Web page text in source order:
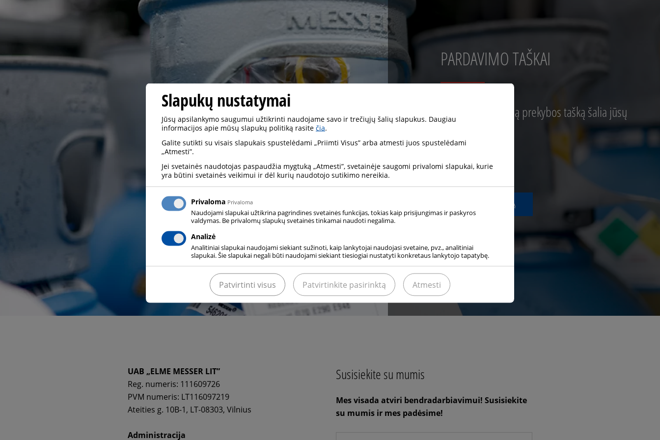
PARDAVIMO TAŠKAI
Raskite artimiausią prekybos tašką šalia jūsų
Vilnius
Klaipėda
PERŽIŪRĖTI VISKĄ
UAB „ELME MESSER LIT”
Reg. numeris: 111609726
PVM numeris: LT116097219
Ateities g. 10B-1, LT-08303, Vilnius
Administracija
Susisiekite su mumis
Mes visada atviri bendradarbiavimui! Susisiekite
su mumis ir mes padėsime!
Slapukų nustatymai
Jūsų apsilankymo saugumui užtikrinti naudojame savo ir trečiųjų šalių slapukus. Daugiau
informacijos apie mūsų slapukų politiką rasite čia.
Galite sutikti su visais slapukais spustelėdami „Priimti Visus” arba atmesti juos spustelėdami
„Atmesti”.
Jei svetainės naudotojas paspaudžia mygtuką „Atmesti”, svetainėje saugomi privalomi slapukai, kurie
yra būtini svetainės veikimui ir dėl kurių naudotojo sutikimo nereikia.
Privaloma Privaloma
Naudojami slapukai užtikrina pagrindines svetainės funkcijas, tokias kaip prisijungimas ir paskyros
valdymas. Be privalomų slapukų svetainės tinkamai naudoti negalima.
Analizė
Analitiniai slapukai naudojami siekiant sužinoti, kaip lankytojai naudojasi svetaine, pvz., analitiniai
slapukai. Šie slapukai negali būti naudojami siekiant tiesiogiai nustatyti konkretaus lankytojo tapatybę.
Atmesti
Patvirtinkite pasirinktą
Patvirtinti visus